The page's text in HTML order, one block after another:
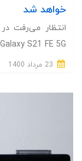
خواهد شد